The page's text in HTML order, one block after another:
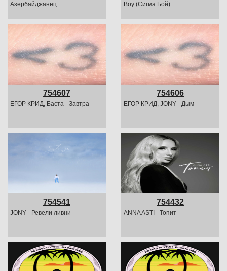
Азербайджанец
Boy (Сигма Бой)
754607
ЕГОР КРИД, Баста - Завтра
754606
ЕГОР КРИД, JONY - Дым
754541
JONY - Ревели ливни
754432
ANNA ASTI - Топит